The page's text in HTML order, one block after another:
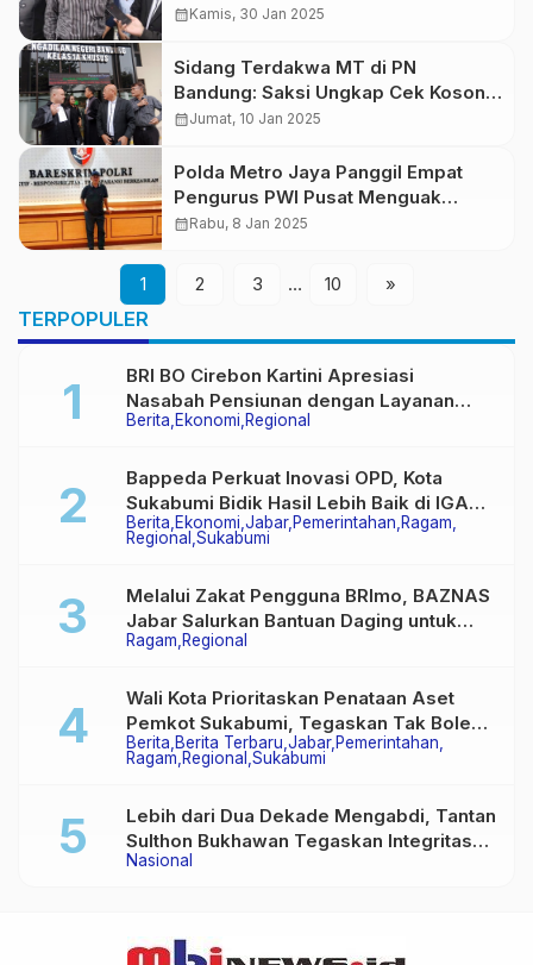
calendar_monthKamis, 30 Jan 2025
Sidang Terdakwa MT di PN
Bandung: Saksi Ungkap Cek Kosong
dan Transaksi Miliaran
calendar_monthJumat, 10 Jan 2025
Polda Metro Jaya Panggil Empat
Pengurus PWI Pusat Menguak
Penggelapan Cashback Hendri Ch
calendar_monthRabu, 8 Jan 2025
1 2 3 … 10 »
TERPOPULER
Berita Ekonomi Regional
BRI BO Cirebon Kartini Apresiasi
Nasabah Pensiunan dengan Layanan
Terpadu, Literasi Keuangan hingga
Berita Ekonomi Jabar Pemerintahan Ragam
Regional Sukabumi
Bappeda Perkuat Inovasi OPD, Kota
Sukabumi Bidik Hasil Lebih Baik di IGA
2026
Ragam Regional
Melalui Zakat Pengguna BRImo, BAZNAS
Jabar Salurkan Bantuan Daging untuk
Masyarakat Desa Ciririp
Berita Berita Terbaru Jabar Pemerintahan
Ragam Regional Sukabumi
Wali Kota Prioritaskan Penataan Aset
Pemkot Sukabumi, Tegaskan Tak Boleh
Ada Lagi Sengketa Lahan
Nasional
Lebih dari Dua Dekade Mengabdi, Tantan
Sulthon Bukhawan Tegaskan Integritas
Adalah Harga Mati Wartawan